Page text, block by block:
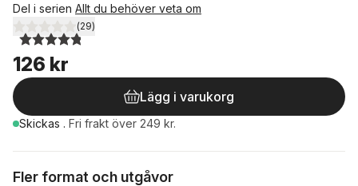
Del i serien Allt du behöver veta om
4,8utav 5 stjärnor. Totalt antal röster:
(29)
126 kr
Lägg i varukorg
Skickas . Fri frakt över 249 kr.
Fler format och utgåvor